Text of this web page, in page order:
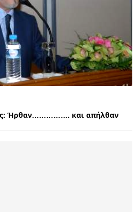
Ήρθαν……………. και απήλθαν